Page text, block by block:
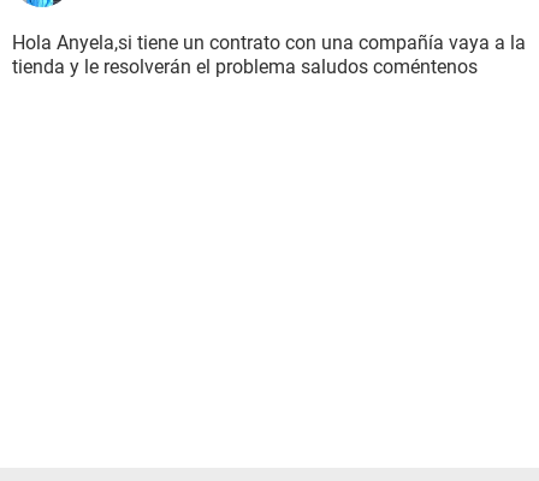
Hola Anyela,si tiene un contrato con una compañía vaya a la
tienda y le resolverán el problema saludos coméntenos